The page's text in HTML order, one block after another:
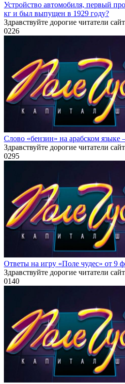
Устройство автомобиля, первый
кг и был выпущен в 1929 году?
Здравствуйте дорогие читатели
0226
Слово «бензин» на арабском языке
Здравствуйте дорогие читатели
0295
Ответы на игру «Поле чудес» от 9
Здравствуйте дорогие читатели
0140